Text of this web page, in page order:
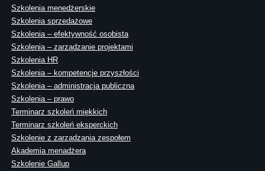
Szkolenia menedżerskie
Szkolenia sprzedażowe
Szkolenia – efektywność osobista
Szkolenia – zarządzanie projektami
Szkolenia HR
Szkolenia – kompetencje przyszłości
Szkolenia – administracja publiczna
Szkolenia – prawo
Terminarz szkoleń miękkich
Terminarz szkoleń eksperckich
Szkolenie z zarządzania zespołem
Akademia menadżera
Szkolenie Gallup